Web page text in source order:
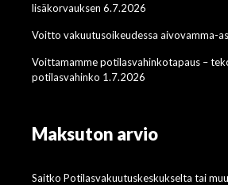
lisäkorvauksen 6.7.2026
Voitto vakuutusoikeudessa aivovamma-
Voittamamme potilasvahinkotapaus –
potilasvahinko 1.7.2026
Maksuton arvio
Saitko Potilasvakuutuskeskukselta tai